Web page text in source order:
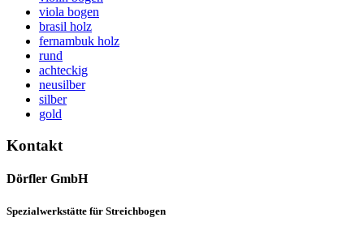
viola bogen
brasil holz
fernambuk holz
rund
achteckig
neusilber
silber
gold
Kontakt
Dörfler GmbH
Spezialwerkstätte für Streichbogen